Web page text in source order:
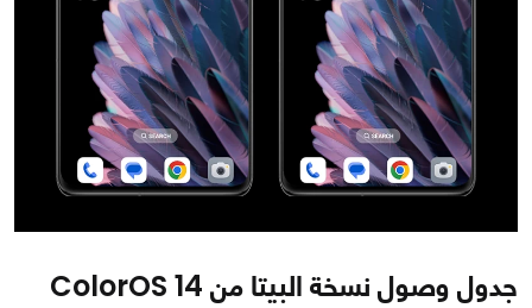
جدول وصول نسخة البيتا من ColorOS 14